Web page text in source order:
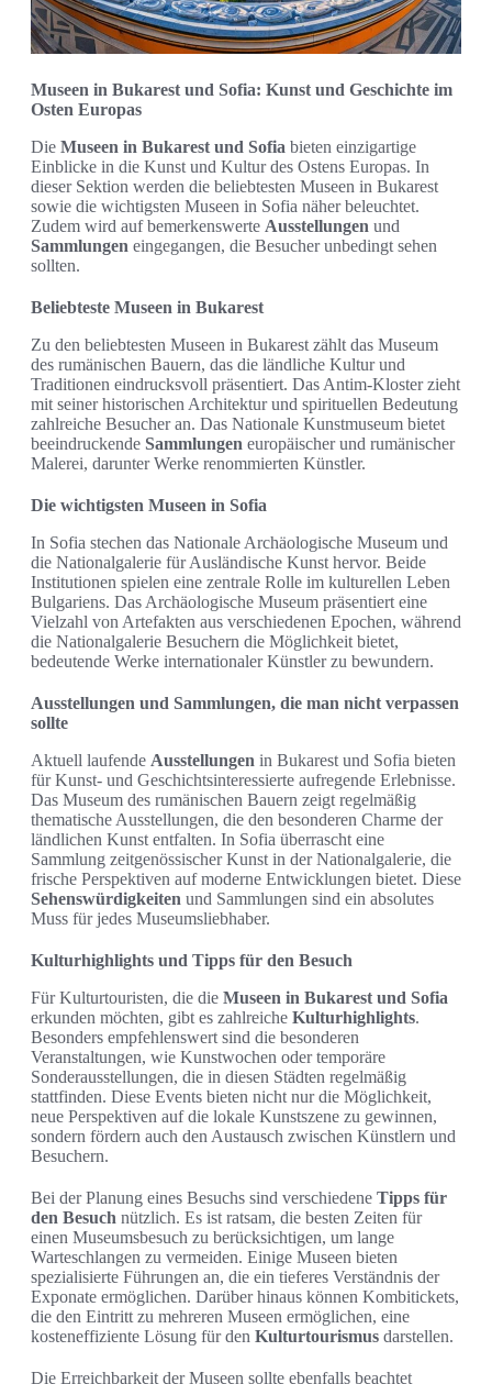
Museen in Bukarest und Sofia: Kunst und Geschichte im
Osten Europas
Die Museen in Bukarest und Sofia bieten einzigartige
Einblicke in die Kunst und Kultur des Ostens Europas. In
dieser Sektion werden die beliebtesten Museen in Bukarest
sowie die wichtigsten Museen in Sofia näher beleuchtet.
Zudem wird auf bemerkenswerte Ausstellungen und
Sammlungen eingegangen, die Besucher unbedingt sehen
sollten.
Beliebteste Museen in Bukarest
Zu den beliebtesten Museen in Bukarest zählt das Museum
des rumänischen Bauern, das die ländliche Kultur und
Traditionen eindrucksvoll präsentiert. Das Antim-Kloster zieht
mit seiner historischen Architektur und spirituellen Bedeutung
zahlreiche Besucher an. Das Nationale Kunstmuseum bietet
beeindruckende Sammlungen europäischer und rumänischer
Malerei, darunter Werke renommierten Künstler.
Die wichtigsten Museen in Sofia
In Sofia stechen das Nationale Archäologische Museum und
die Nationalgalerie für Ausländische Kunst hervor. Beide
Institutionen spielen eine zentrale Rolle im kulturellen Leben
Bulgariens. Das Archäologische Museum präsentiert eine
Vielzahl von Artefakten aus verschiedenen Epochen, während
die Nationalgalerie Besuchern die Möglichkeit bietet,
bedeutende Werke internationaler Künstler zu bewundern.
Ausstellungen und Sammlungen, die man nicht verpassen
sollte
Aktuell laufende Ausstellungen in Bukarest und Sofia bieten
für Kunst- und Geschichtsinteressierte aufregende Erlebnisse.
Das Museum des rumänischen Bauern zeigt regelmäßig
thematische Ausstellungen, die den besonderen Charme der
ländlichen Kunst entfalten. In Sofia überrascht eine
Sammlung zeitgenössischer Kunst in der Nationalgalerie, die
frische Perspektiven auf moderne Entwicklungen bietet. Diese
Sehenswürdigkeiten und Sammlungen sind ein absolutes
Muss für jedes Museumsliebhaber.
Kulturhighlights und Tipps für den Besuch
Für Kulturtouristen, die die Museen in Bukarest und Sofia
erkunden möchten, gibt es zahlreiche Kulturhighlights.
Besonders empfehlenswert sind die besonderen
Veranstaltungen, wie Kunstwochen oder temporäre
Sonderausstellungen, die in diesen Städten regelmäßig
stattfinden. Diese Events bieten nicht nur die Möglichkeit,
neue Perspektiven auf die lokale Kunstszene zu gewinnen,
sondern fördern auch den Austausch zwischen Künstlern und
Besuchern.
Bei der Planung eines Besuchs sind verschiedene Tipps für
den Besuch nützlich. Es ist ratsam, die besten Zeiten für
einen Museumsbesuch zu berücksichtigen, um lange
Warteschlangen zu vermeiden. Einige Museen bieten
spezialisierte Führungen an, die ein tieferes Verständnis der
Exponate ermöglichen. Darüber hinaus können Kombitickets,
die den Eintritt zu mehreren Museen ermöglichen, eine
kosteneffiziente Lösung für den Kulturtourismus darstellen.
Die Erreichbarkeit der Museen sollte ebenfalls beachtet